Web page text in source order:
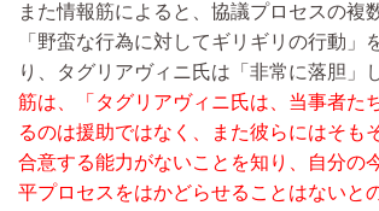
また情報筋によると、協議プロセスの複
「野蛮な行為に対してギリギリの行動」
り、タグリアヴィニ氏は「非常に落胆」
筋は、「タグリアヴィニ氏は、当事者た
るのは援助ではなく、また彼らにはそも
合意する能力がないことを知り、自分の
平プロセスをはかどらせることはないと